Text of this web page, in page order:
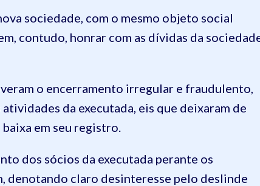
sociedade, com o mesmo objeto social
contudo, honrar com as dívidas da
o encerramento irregular e fraudulento,
da executada, eis que deixaram de
em seu registro.
dos sócios da executada perante os
denotando claro desinteresse pelo deslinde